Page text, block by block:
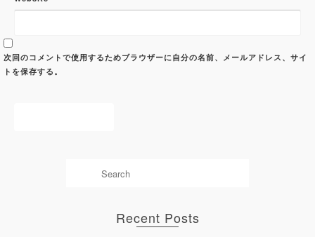
次回のコメントで使用するためブラウザーに自分の名前、メールアドレス、サイ
トを保存する。
Recent Posts